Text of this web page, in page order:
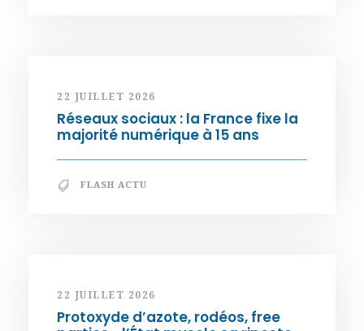
22 JUILLET 2026
Réseaux sociaux : la France fixe la
majorité numérique à 15 ans
FLASH ACTU
22 JUILLET 2026
Protoxyde d’azote, rodéos, free